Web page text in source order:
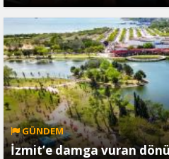
GÜNDEM
İzmit’e damga vuran